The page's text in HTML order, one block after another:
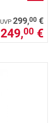
UVP 299,00 €
249,00 €